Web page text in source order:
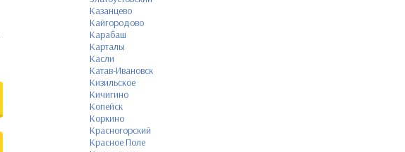
Казанцево
Кайгородово
Карабаш
Карталы
Касли
Катав-Ивановск
Кизильское
Кичигино
Копейск
Коркино
Красногорский
Красное Поле